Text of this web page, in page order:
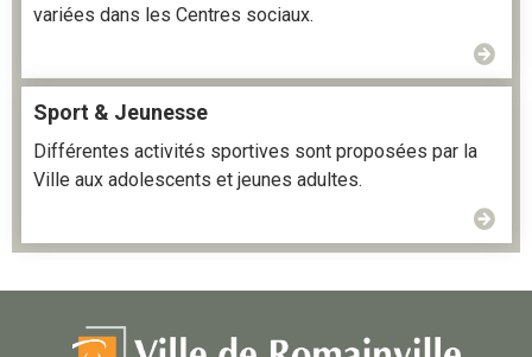
variées dans les Centres sociaux.
Sport & Jeunesse
Différentes activités sportives sont proposées par la
Ville aux adolescents et jeunes adultes.